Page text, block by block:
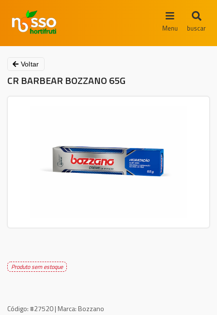
Menu buscar
Voltar
CR BARBEAR BOZZANO 65G
Produto sem estoque
Código:#27520 | Marca: Bozzano